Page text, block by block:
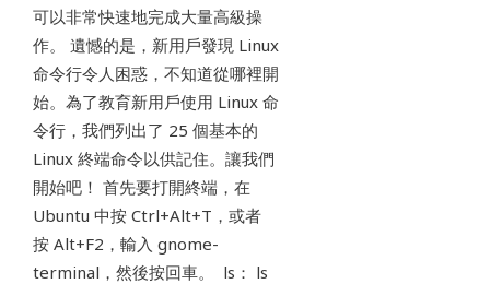
可以非常快速地完成大量高級操
作。 遺憾的是，新用戶發現 Linux
命令行令人困惑，不知道從哪裡開
始。為了教育新用戶使用 Linux 命
令行，我們列出了 25 個基本的
Linux 終端命令以供記住。讓我們
開始吧！ 首先要打開終端，在
Ubuntu 中按 Ctrl+Alt+T，或者
按 Alt+F2，輸入 gnome-
terminal，然後按回車。 ls： ls